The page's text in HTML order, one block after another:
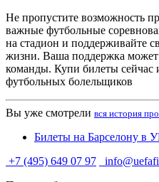
Не пропустите возможность
важные футбольные
на стадион и поддерживайте
жизни. Ваша поддержка
команды. Купи билеты сейчас
футбольных болельщиков
Вы уже смотрели вся история
Билеты на Барселону в
+7 (495) 649 07 97